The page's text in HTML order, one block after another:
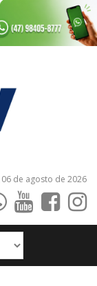
de agosto de 2026